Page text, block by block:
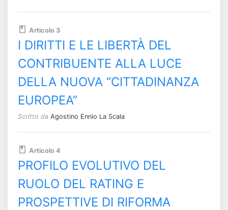
Articolo 3
I DIRITTI E LE LIBERTÀ DEL
CONTRIBUENTE ALLA LUCE
DELLA NUOVA “CITTADINANZA
EUROPEA”
Scritto da Agostino Ennio La Scala
Articolo 4
PROFILO EVOLUTIVO DEL
RUOLO DEL RATING E
PROSPETTIVE DI RIFORMA